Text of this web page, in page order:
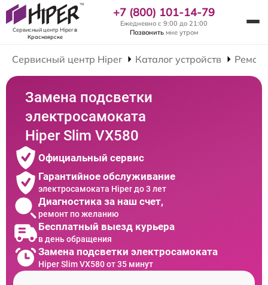
Сервисный центр Hiperв
Красноярске
+7 (800) 101-14-79
Ежедневно с 9:00 до 21:00
Позвонить мне утром
Сервисный центр Hiper Каталог устройств
Замена подсветки
электросамоката
Hiper Slim VX580
Официальный сервис
Гарантийное обслуживание
электросамоката Hiper до 3 лет
Диагностика за наш счет,
ремонт по желанию
Бесплатный выезд курьера
в день обращения
Замена подсветки электросамоката
Hiper Slim VX580 от 35 минут